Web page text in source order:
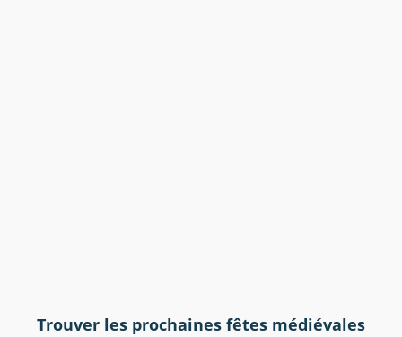
Trouver les prochaines fêtes médiévales